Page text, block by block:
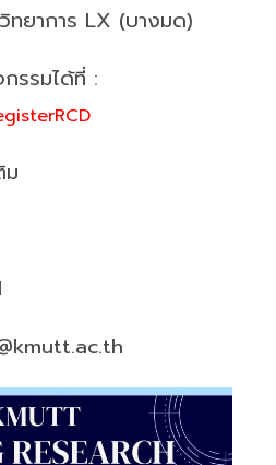
ทยาการ LX (บางมด)
กรรมได้ที่ :
ม